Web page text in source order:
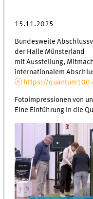
15.11.2025
Bundesweite
der Halle Münsterland
mit Ausstellung,
internationalem
https://
Fotoimpressionen von
Eine Einführung in die